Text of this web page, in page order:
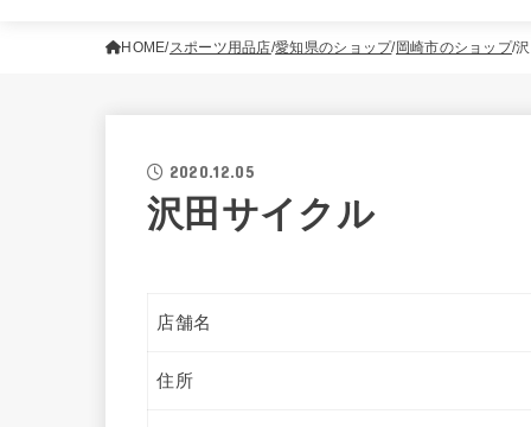
HOME スポーツ用品店 愛知県のショップ 岡崎市のショップ
2020.12.05
沢田サイクル
店舗名
住所